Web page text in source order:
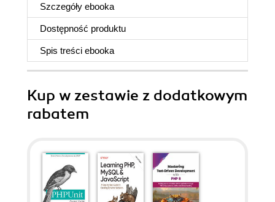
Szczegóły ebooka
Dostępność produktu
Spis treści ebooka
Kup w zestawie z dodatkowym
rabatem